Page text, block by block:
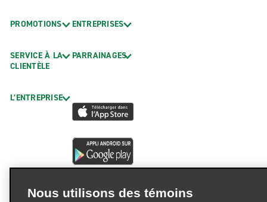
PROMOTIONS
SERVICE À LA
CLIENTÈLE
L’ENTREPRISE
ENTREPRISES
PARRAINAGES
Nous utilisons des témoins